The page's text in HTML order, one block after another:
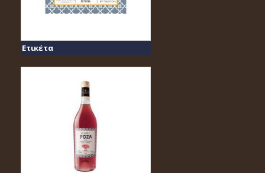
Ετικέτα